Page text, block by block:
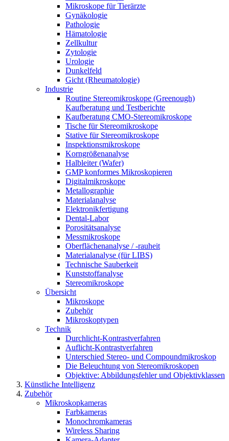
Mikroskope für Tierärzte
Gynäkologie
Pathologie
Hämatologie
Zellkultur
Zytologie
Urologie
Dunkelfeld
Gicht (Rheumatologie)
Industrie
Routine Stereomikroskope (Greenough)
Kaufberatung und Testberichte
Kaufberatung CMO-Stereomikroskope
Tische für Stereomikroskope
Stative für Stereomikroskope
Inspektionsmikroskope
Korngrößenanalyse
Halbleiter (Wafer)
GMP konformes Mikroskopieren
Digitalmikroskope
Metallographie
Materialanalyse
Elektronikfertigung
Dental-Labor
Porositätsanalyse
Messmikroskope
Oberflächenanalyse / -rauheit
Materialanalyse (für LIBS)
Technische Sauberkeit
Kunststoffanalyse
Stereomikroskope
Übersicht
Mikroskope
Zubehör
Mikroskoptypen
Technik
Durchlicht-Kontrastverfahren
Auflicht-Kontrastverfahren
Unterschied Stereo- und Compoundmikroskop
Die Beleuchtung von Stereomikroskopen
Objektive: Abbildungsfehler und Objektivklassen
Künstliche Intelligenz
Zubehör
Mikroskopkameras
Farbkameras
Monochromkameras
Wireless Sharing